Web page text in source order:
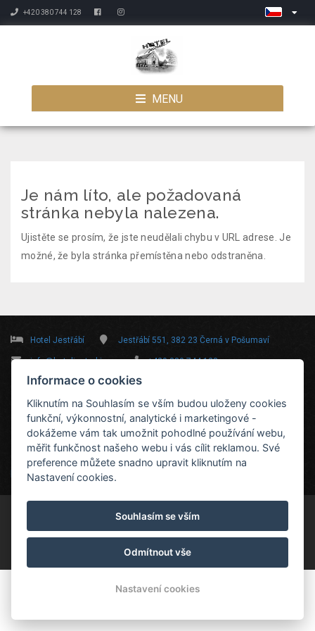
+420 380 744 128
MENU
Je nám líto, ale požadovaná
stránka nebyla nalezena.
Ujistěte se prosím, že jste neudělali chybu v URL adrese. Je
možné, že byla stránka přemístěna nebo odstraněna.
Hotel Jestřábí Jestřábí 551, 382 23 Černá v Pošumaví
info@hoteljestrabi.cz +420 380 744 128
Sobota
27 °C
Neděle Pondělí Úterý Středa
27 °C
Předpověď počasí
© Copyright 2026 | Všechna práva vyhrazena
Informace o cookies
Kliknutím na Souhlasím se vším budou uloženy cookies
funkční, výkonnostní, analytické i marketingové -
dokážeme vám tak umožnit pohodlné používání webu,
měřit funkčnost našeho webu i vás cílit reklamou. Své
preference můžete snadno upravit kliknutím na
Nastavení cookies.
Souhlasím se vším
Odmítnout vše
Nastavení cookies